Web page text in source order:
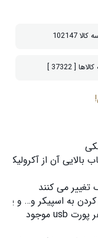
کالا102147
[ 37322 ]